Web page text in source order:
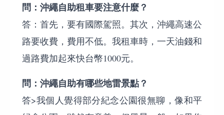
問：沖繩自助租車要注意什麼？
答：首先，要有國際駕照。其次，沖繩高速公
路要收費，費用不低。我租車時，一天油錢和
過路費加起來快台幣1000元。
問：沖繩自助有哪些地雷景點？
答>我個人覺得部分紀念公園很無聊，像和平